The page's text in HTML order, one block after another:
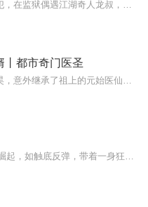
丨都市奇门医圣